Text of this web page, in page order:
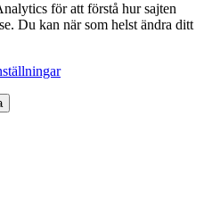
för att förstå hur sajten
Du kan när som helst ändra ditt